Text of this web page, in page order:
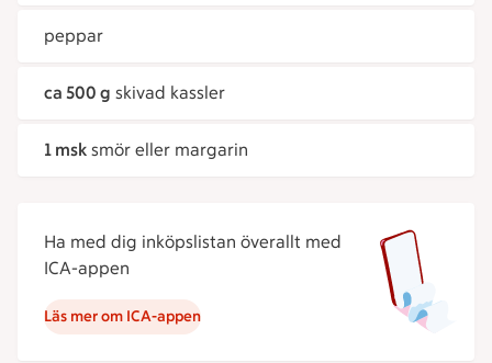
peppar
ca 500 g skivad kassler
1 msk smör eller margarin
Ha med dig inköpslistan överallt med
ICA-appen
Läs mer om ICA-appen